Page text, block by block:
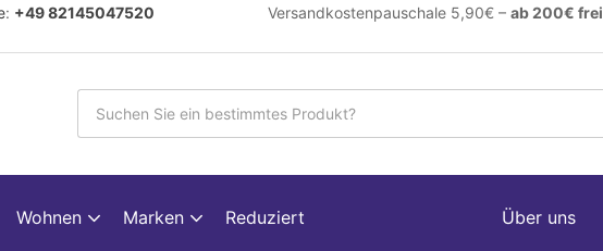
: +49 82145047520 Versandkostenpauschale 5,90€ – ab 200€ frei
Wohnen Marken Reduziert Über uns